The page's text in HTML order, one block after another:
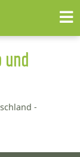
und
-